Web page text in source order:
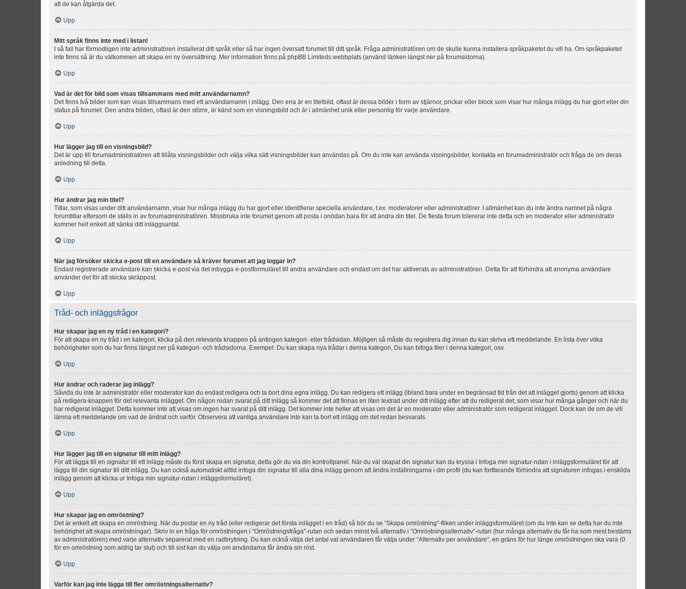
att de kan åtgärda det.
Upp
Mitt språk finns inte med i listan!
I så fall har förmodligen inte administratören installerat ditt språk eller så har ingen översatt forumet till ditt språk. Fråga administratören om de skulle kunna installera språkpaketet du vill ha. Om språkpaketet
inte finns så är du välkommen att skapa en ny översättning. Mer information finns på phpBB Limiteds webbplats (använd länken längst ner på forumsidorna).
Upp
Vad är det för bild som visas tillsammans med mitt användarnamn?
Det finns två bilder som kan visas tillsammans med ett användarnamn i inlägg. Den ena är en titelbild, oftast är dessa bilder i form av stjärnor, prickar eller block som visar hur många inlägg du har gjort eller din
status på forumet. Den andra bilden, oftast är den större, är känd som en visningsbild och är i allmänhet unik eller personlig för varje användare.
Upp
Hur lägger jag till en visningsbild?
Det är upp till forumadministratören att tillåta visningsbilder och välja vilka sätt visningsbilder kan användas på. Om du inte kan använda visningsbilder, kontakta en forumadministratör och fråga de om deras
anledning till detta.
Upp
Hur ändrar jag min titel?
Titlar, som visas under ditt användarnamn, visar hur många inlägg du har gjort eller identifierar speciella användare, t.ex. moderatorer eller administratörer. I allmänhet kan du inte ändra namnet på några
forumtitlar eftersom de ställs in av forumadministratören. Missbruka inte forumet genom att posta i onödan bara för att ändra din titel. De flesta forum tolererar inte detta och en moderator eller administratör
kommer helt enkelt att sänka ditt inläggsantal.
Upp
När jag försöker skicka e-post till en användare så kräver forumet att jag loggar in?
Endast registrerade användare kan skicka e-post via det inbygga e-postformuläret till andra användare och endast om det har aktiverats av administratören. Detta för att förhindra att anonyma användare
använder det för att skicka skräppost.
Upp
Tråd- och inläggsfrågor
Hur skapar jag en ny tråd i en kategori?
För att skapa en ny tråd i en kategori, klicka på den relevanta knappen på antingen kategori- eller trådsidan. Möjligen så måste du registrera dig innan du kan skriva ett meddelande. En lista över vilka
behörigheter som du har finns längst ner på kategori- och trådsidorna. Exempel: Du kan skapa nya trådar i denna kategori, Du kan bifoga filer i denna kategori, osv.
Upp
Hur ändrar och raderar jag inlägg?
Såvida du inte är administratör eller moderator kan du endast redigera och ta bort dina egna inlägg. Du kan redigera ett inlägg (ibland bara under en begränsad tid från det att inlägget gjorts) genom att klicka
på redigera-knappen för det relevanta inlägget. Om någon redan svarat på ditt inlägg så kommer det att finnas en liten textrad under ditt inlägg efter att du redigerat det, som visar hur många gånger och när du
har redigerat inlägget. Detta kommer inte att visas om ingen har svarat på ditt inlägg. Det kommer inte heller att visas om det är en moderator eller administratör som redigerat inlägget. Dock kan de om de vill
lämna ett meddelande om vad de ändrat och varför. Observera att vanliga användare inte kan ta bort ett inlägg om det redan besvarats.
Upp
Hur lägger jag till en signatur till mitt inlägg?
För att lägga till en signatur till ett inlägg måste du först skapa en signatur, detta gör du via din kontrollpanel. När du väl skapat din signatur kan du kryssa i Infoga min signatur-rutan i inläggsformuläret för att
lägga till din signatur till ditt inlägg. Du kan också automatiskt alltid infoga din signatur till alla dina inlägg genom att ändra inställningarna i din profil (du kan fortfarande förhindra att signaturen infogas i enskilda
inlägg genom att klicka ur Infoga min signatur-rutan i inläggsformuläret).
Upp
Hur skapar jag en omröstning?
Det är enkelt att skapa en omröstning. När du postar en ny tråd (eller redigerar det första inlägget i en tråd) så bör du se “Skapa omröstning”-fliken under inläggsformuläret (om du inte kan se detta har du inte
behörighet att skapa omröstningar). Skriv in en fråga för omröstningen i “Omröstningsfråga”-rutan och sedan minst två alternativ i “Omröstningsalternativ”-rutan (hur många alternativ du får ha som mest bestäms
av administratören) med varje alternativ separerat med en radbrytning. Du kan också välja det antal val användaren får välja under “Alternativ per användare”, en gräns för hur länge omröstningen ska vara (0
för en omröstning som aldrig tar slut) och till sist kan du välja om användarna får ändra sin röst.
Upp
Varför kan jag inte lägga till fler omröstningsalternativ?